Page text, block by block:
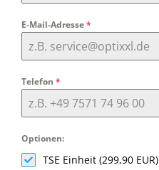
E-Mail-Adresse*
Telefon *
Optionen:
TSE Einheit (299,90 EUR)